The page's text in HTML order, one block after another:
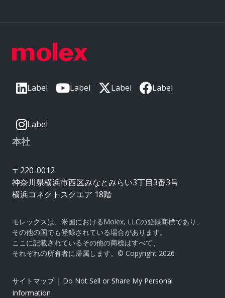
Label Label Label Label
Label
本社
〒220-0012
神奈川県横浜市西区みなとみらい3丁目3番3号
横浜コネクトスクエア 18階
モレックスは、米国におけるMolex, LLCの登録商標であり、
その他の国でも登録されている場合があります。
ここに記載されているその他の商標はすべて、
それぞれの所有者に帰属します。© Copyright 2026
サイトマップ| Do Not Sell or Share My Personal
Information